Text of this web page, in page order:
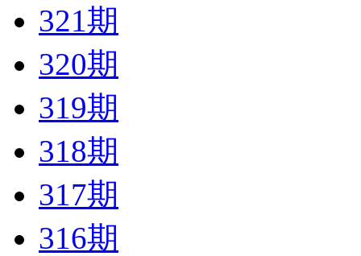
321期
320期
319期
318期
317期
316期